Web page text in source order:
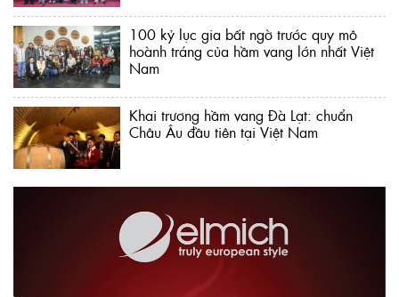
100 kỷ lục gia bất ngờ trước quy mô
hoành tráng của hầm vang lớn nhất Việt
Nam
Khai trương hầm vang Đà Lạt: chuẩn
Châu Âu đầu tiên tại Việt Nam